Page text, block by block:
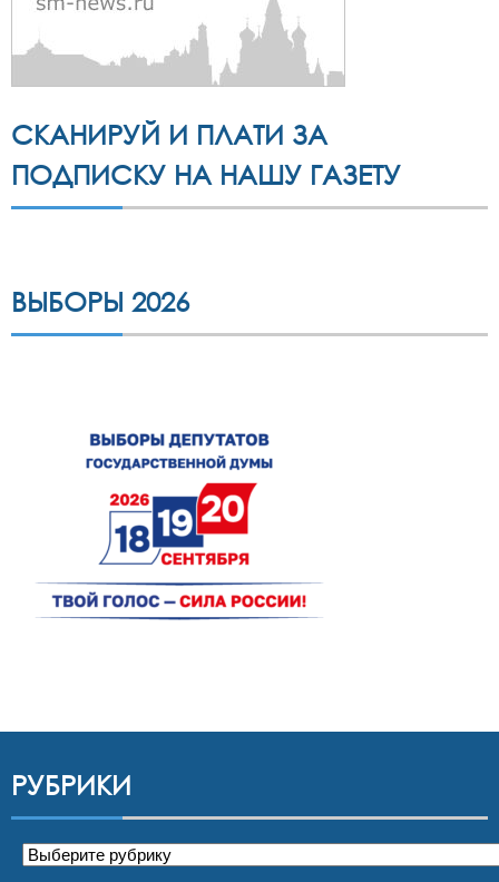
СКАНИРУЙ И ПЛАТИ ЗА
ПОДПИСКУ НА НАШУ ГАЗЕТУ
ВЫБОРЫ 2026
РУБРИКИ
Рубрики